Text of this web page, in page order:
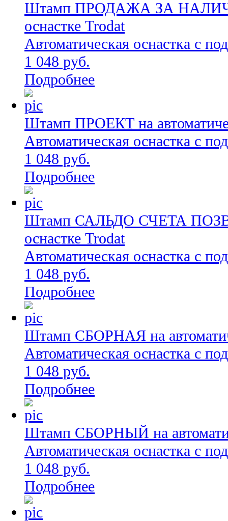
Штамп ПРОДАЖА ЗА
оснастке Trodat
Автоматическая оснастка с
1 048 руб.
Подробнее
Штамп ПРОЕКТ на
Автоматическая оснастка с
1 048 руб.
Подробнее
Штамп САЛЬДО СЧЕТА
оснастке Trodat
Автоматическая оснастка с
1 048 руб.
Подробнее
Штамп СБОРНАЯ на
Автоматическая оснастка с
1 048 руб.
Подробнее
Штамп СБОРНЫЙ на
Автоматическая оснастка с
1 048 руб.
Подробнее